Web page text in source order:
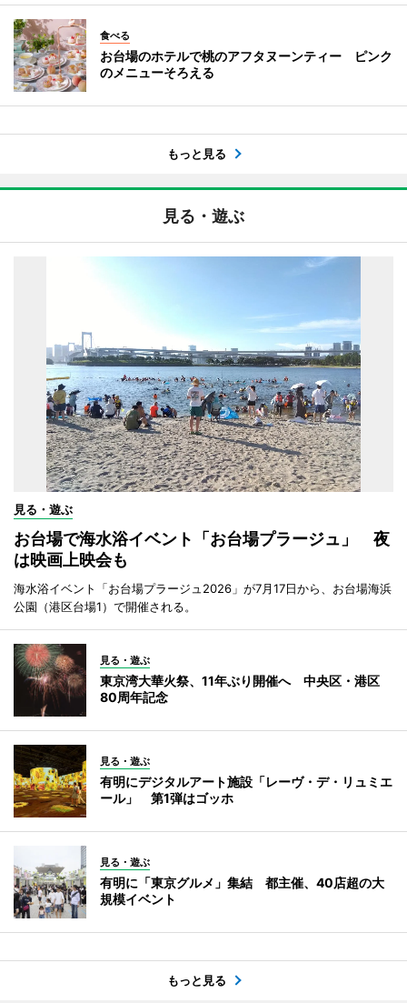
食べる
お台場のホテルで桃のアフタヌーンティー ピンク
のメニューそろえる
もっと見る
見る・遊ぶ
見る・遊ぶ
お台場で海水浴イベント「お台場プラージュ」 夜
は映画上映会も
海水浴イベント「お台場プラージュ2026」が7月17日から、お台場海浜
公園（港区台場1）で開催される。
見る・遊ぶ
東京湾大華火祭、11年ぶり開催へ 中央区・港区
80周年記念
見る・遊ぶ
有明にデジタルアート施設「レーヴ・デ・リュミエ
ール」 第1弾はゴッホ
見る・遊ぶ
有明に「東京グルメ」集結 都主催、40店超の大
規模イベント
もっと見る